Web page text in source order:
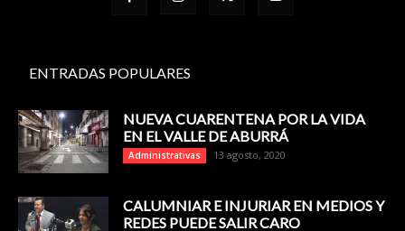
ENTRADAS POPULARES
NUEVA CUARENTENA POR LA VIDA
EN EL VALLE DE ABURRÁ
Administrativas 13 agosto, 2020
CALUMNIAR E INJURIAR EN MEDIOS Y
REDES PUEDE SALIR CARO